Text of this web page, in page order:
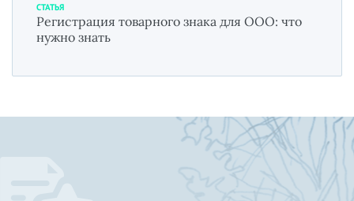
СТАТЬЯ
Регистрация товарного знака для ООО: что
нужно знать